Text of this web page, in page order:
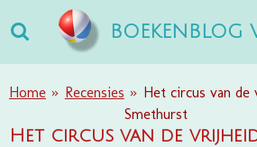
direct
naar
de
BOEKENBLOG
Home » Recensies » Het circus van de
Smethurst
Het circus van de